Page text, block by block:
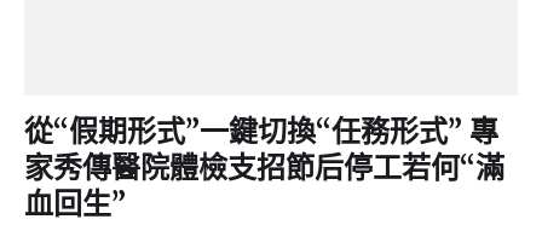
從“假期形式”一鍵切換“任務形式” 專
家秀傳醫院體檢支招節后停工若何“滿
血回生”